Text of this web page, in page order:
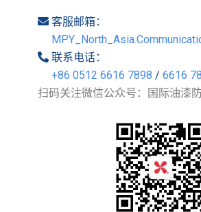
客服邮箱：
联系电话：
+86 0512 6616 7898 / 6616
扫码关注微信公众号：国际油漆